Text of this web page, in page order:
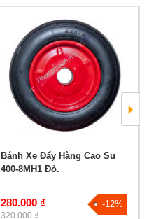
Bánh Xe Đẩy Hàng Cao Su
400-8MH1 Đỏ.
280.000 ₫
320.000 ₫
-12%